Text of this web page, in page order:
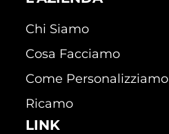
Chi Siamo
Cosa Facciamo
Come Personalizziamo
Ricamo
LINK